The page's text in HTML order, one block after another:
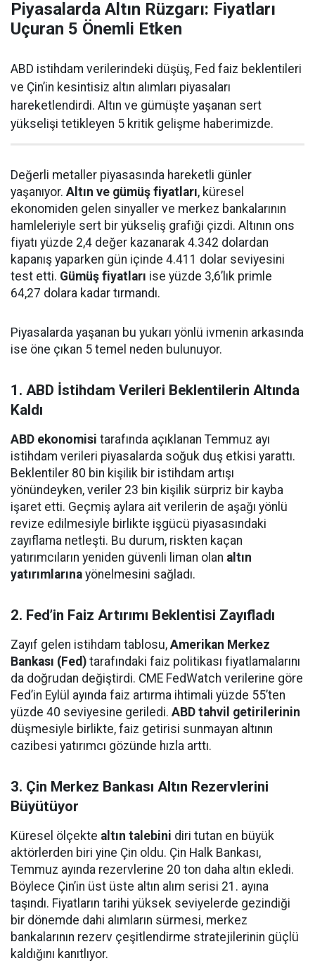
Piyasalarda Altın Rüzgarı: Fiyatları
Uçuran 5 Önemli Etken
ABD istihdam verilerindeki düşüş, Fed faiz beklentileri
ve Çin’in kesintisiz altın alımları piyasaları
hareketlendirdi. Altın ve gümüşte yaşanan sert
yükselişi tetikleyen 5 kritik gelişme haberimizde.
Değerli metaller piyasasında hareketli günler
yaşanıyor. Altın ve gümüş fiyatları, küresel
ekonomiden gelen sinyaller ve merkez bankalarının
hamleleriyle sert bir yükseliş grafiği çizdi. Altının ons
fiyatı yüzde 2,4 değer kazanarak 4.342 dolardan
kapanış yaparken gün içinde 4.411 dolar seviyesini
test etti. Gümüş fiyatları ise yüzde 3,6’lık primle
64,27 dolara kadar tırmandı.
Piyasalarda yaşanan bu yukarı yönlü ivmenin arkasında
ise öne çıkan 5 temel neden bulunuyor.
1. ABD İstihdam Verileri Beklentilerin Altında
Kaldı
ABD ekonomisi tarafında açıklanan Temmuz ayı
istihdam verileri piyasalarda soğuk duş etkisi yarattı.
Beklentiler 80 bin kişilik bir istihdam artışı
yönündeyken, veriler 23 bin kişilik sürpriz bir kayba
işaret etti. Geçmiş aylara ait verilerin de aşağı yönlü
revize edilmesiyle birlikte işgücü piyasasındaki
zayıflama netleşti. Bu durum, riskten kaçan
yatırımcıların yeniden güvenli liman olan altın
yatırımlarına yönelmesini sağladı.
2. Fed’in Faiz Artırımı Beklentisi Zayıfladı
Zayıf gelen istihdam tablosu, Amerikan Merkez
Bankası (Fed) tarafındaki faiz politikası fiyatlamalarını
da doğrudan değiştirdi. CME FedWatch verilerine göre
Fed’in Eylül ayında faiz artırma ihtimali yüzde 55’ten
yüzde 40 seviyesine geriledi. ABD tahvil getirilerinin
düşmesiyle birlikte, faiz getirisi sunmayan altının
cazibesi yatırımcı gözünde hızla arttı.
3. Çin Merkez Bankası Altın Rezervlerini
Büyütüyor
Küresel ölçekte altın talebini diri tutan en büyük
aktörlerden biri yine Çin oldu. Çin Halk Bankası,
Temmuz ayında rezervlerine 20 ton daha altın ekledi.
Böylece Çin’in üst üste altın alım serisi 21. ayına
taşındı. Fiyatların tarihi yüksek seviyelerde gezindiği
bir dönemde dahi alımların sürmesi, merkez
bankalarının rezerv çeşitlendirme stratejilerinin güçlü
kaldığını kanıtlıyor.